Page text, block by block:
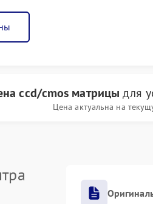
ccd/cmos матрицы для
Цена актуальна на